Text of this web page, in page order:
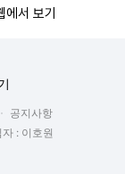
서 보기
공지사항
: 이호원